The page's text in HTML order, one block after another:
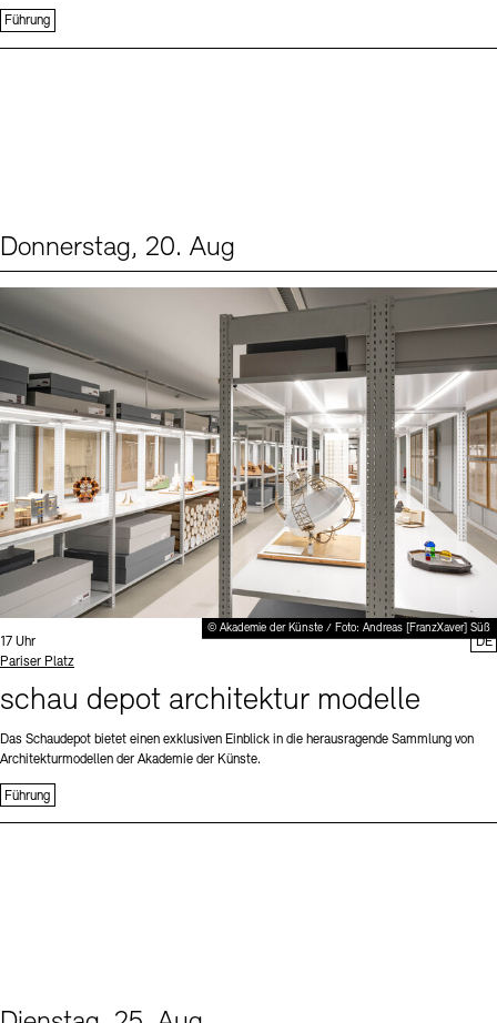
Führung
Donnerstag, 20. Aug
© Akademie der Künste / Foto: Andreas [FranzXaver] Süß
Uhrzeit:
17 Uhr
Standort
Pariser Platz
schau depot architektur modelle
Das Schaudepot bietet einen exklusiven Einblick in die herausragende Sammlung von
Architekturmodellen der Akademie der Künste.
Führung
DE